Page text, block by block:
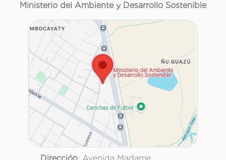
Ministerio del Ambiente y Desarrollo Sostenible